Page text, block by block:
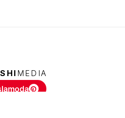
MEDIA